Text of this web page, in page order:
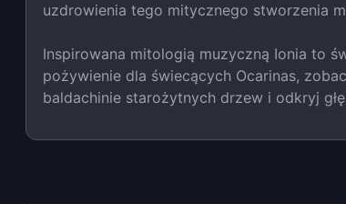
uzdrowienia tego mitycznego stworzenia
Inspirowana mitologią muzyczną Ionia to
pożywienie dla świecących Ocarinas,
baldachinie starożytnych drzew i odkryj